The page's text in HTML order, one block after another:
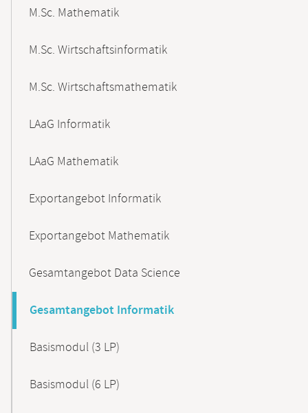
M.Sc. Mathematik
M.Sc. Wirtschaftsinformatik
M.Sc. Wirtschaftsmathematik
LAaG Informatik
LAaG Mathematik
Exportangebot Informatik
Exportangebot Mathematik
Gesamtangebot Data Science
Gesamtangebot Informatik
Basismodul (3 LP)
Basismodul (6 LP)